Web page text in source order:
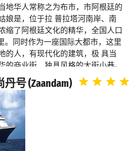
星期五
5:00
格兰德岛
星期六
里约热内卢
星期日
星期一
星期二
地华人常称之为布市，市阿根廷的
娘是，位于拉 普拉塔河南岸、南
缩了阿根廷文化的精华，全国人口
。同时作为一座国际大都市，这里
的人，有现代化的建筑，极 具当
的商业街，独具风格的大街小巷。
，传统的 痕迹随处可见。她既不
洲化，她就这这么一座神奇的城
班牙语中意为“好空气”。西边就是
草原，风景秀 美，气候宜人。这里
称。这里值得一游的旅游景点有圣
号 (Zaandam)